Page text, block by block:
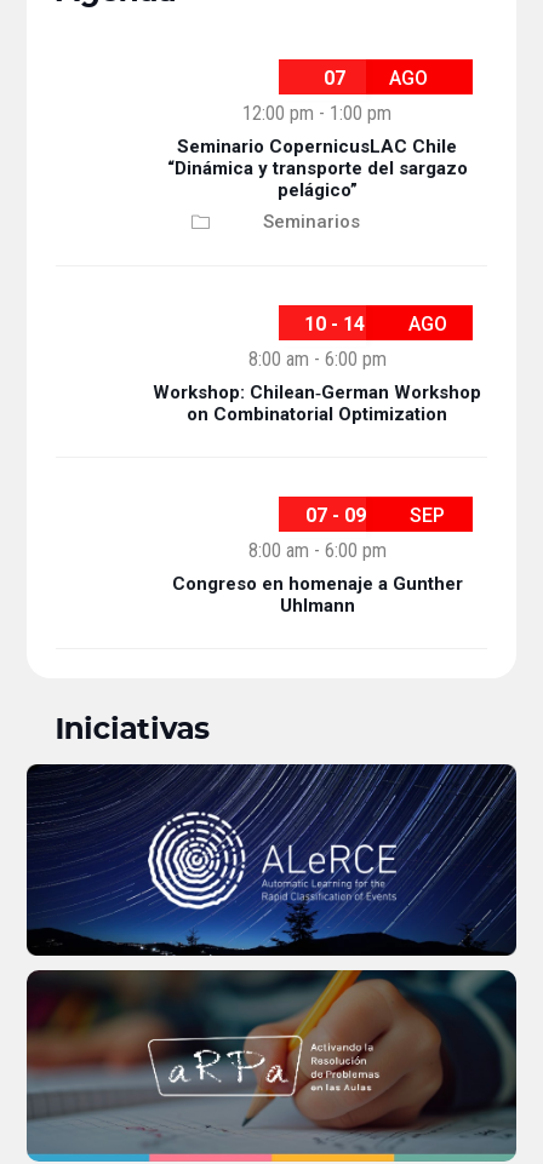
07
AGO
12:00 pm - 1:00 pm
Seminario CopernicusLAC Chile
“Dinámica y transporte del sargazo
pelágico”
Seminarios
10 - 14
AGO
8:00 am - 6:00 pm
Workshop: Chilean‐German Workshop
on Combinatorial Optimization
07 - 09
SEP
8:00 am - 6:00 pm
Congreso en homenaje a Gunther
Uhlmann
Iniciativas